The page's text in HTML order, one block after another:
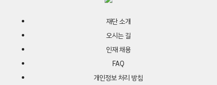
재단 소개
오시는 길
인재 채용
FAQ
개인정보 처리 방침